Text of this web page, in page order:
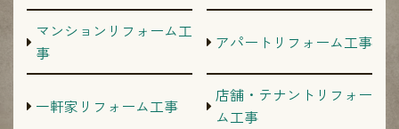
マンションリフォーム工
事
アパートリフォーム工事
一軒家リフォーム工事
店舗・テナントリフォー
ム工事